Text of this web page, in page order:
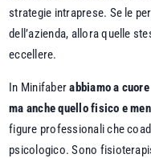
strategie intraprese. Se le
dell’azienda, allora quelle
eccellere.
In Minifaberabbiamo a
ma anche quello fisico e
figure professionali che
psicologico. Sono